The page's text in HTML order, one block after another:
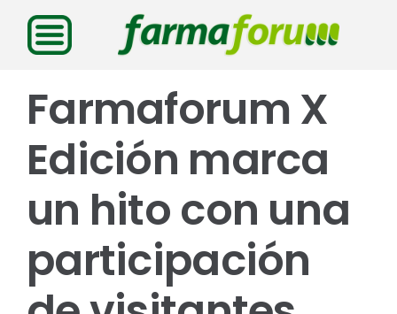
Saltar
contenido
Farmaforum X
Edición marca
un hito con una
participación